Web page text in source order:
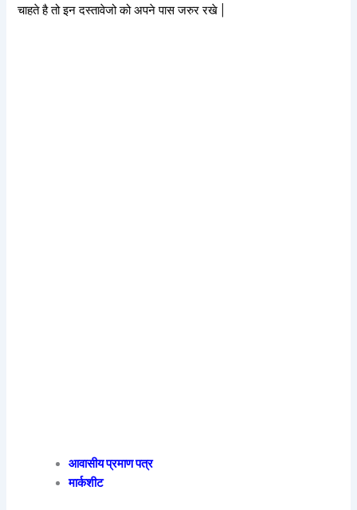
चाहते है तो इन दस्तावेजो को अपने पास जरुर रखे |
आवासीय प्रमाण पत्र
मार्कशीट